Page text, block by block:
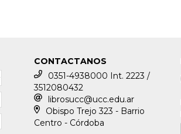
CONTACTANOS
0351-4938000 Int. 2223 /
3512080432
librosucc@ucc.edu.ar
Obispo Trejo 323 - Barrio
Centro - Córdoba